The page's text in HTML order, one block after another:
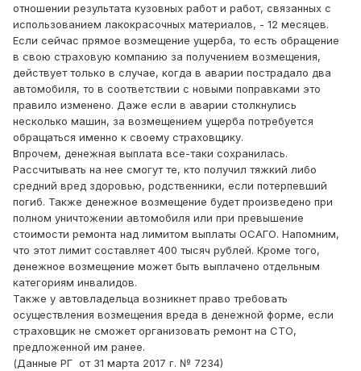
отношении результата кузовных работ и работ, связанных с
использованием лакокрасочных материалов, - 12 месяцев.
Если сейчас прямое возмещение ущерба, то есть обращение
в свою страховую компанию за получением возмещения,
действует только в случае, когда в аварии пострадало два
автомобиля, то в соответствии с новыми поправками это
правило изменено. Даже если в аварии столкнулись
несколько машин, за возмещением ущерба потребуется
обращаться именно к своему страховщику.
Впрочем, денежная выплата все-таки сохранилась.
Рассчитывать на нее смогут те, кто получил тяжкий либо
средний вред здоровью, родственники, если потерпевший
погиб. Также денежное возмещение будет произведено при
полном уничтожении автомобиля или при превышение
стоимости ремонта над лимитом выплаты ОСАГО. Напомним,
что этот лимит составляет 400 тысяч рублей. Кроме того,
денежное возмещение может быть выплачено отдельным
категориям инвалидов.
Также у автовладельца возникнет право требовать
осуществления возмещения вреда в денежной форме, если
страховщик не сможет организовать ремонт на СТО,
предложенной им ранее.
(Данные РГ от 31 марта 2017 г. № 7234)